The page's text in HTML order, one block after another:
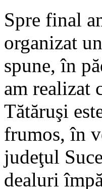
Spre final
organizat
spune, în
am realizat
Tătăruşi
frumos, în
judeţul
dealuri